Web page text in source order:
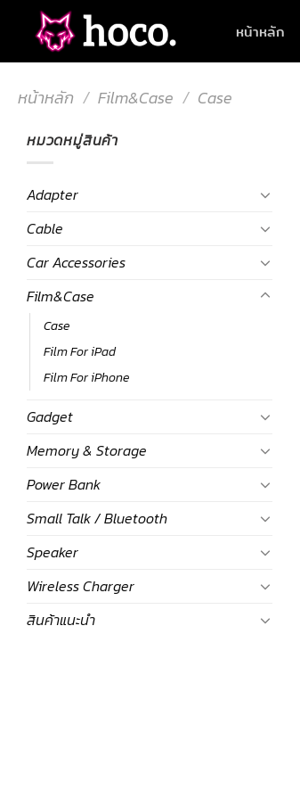
content
หน้าหลัก
หน้าหลัก / Film&Case / Case
หมวดหมู่สินค้า
Adapter
Cable
Car Accessories
Film&Case
Case
Film For iPad
Film For iPhone
Gadget
Memory & Storage
Power Bank
Small Talk / Bluetooth
Speaker
Wireless Charger
สินค้าแนะนำ